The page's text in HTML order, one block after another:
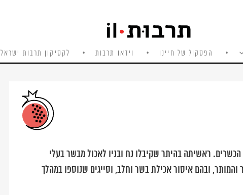
הפסקול של חיינו וידאו תרבות לקסיקון תרבות ישראל
הכשרים. ראשיתה בהיתר שקיבלו נח ובניו לאכול מבשר בעלי
ובהם איסור אכילת בשר וחלב, וסייגים שנוספו במהלך